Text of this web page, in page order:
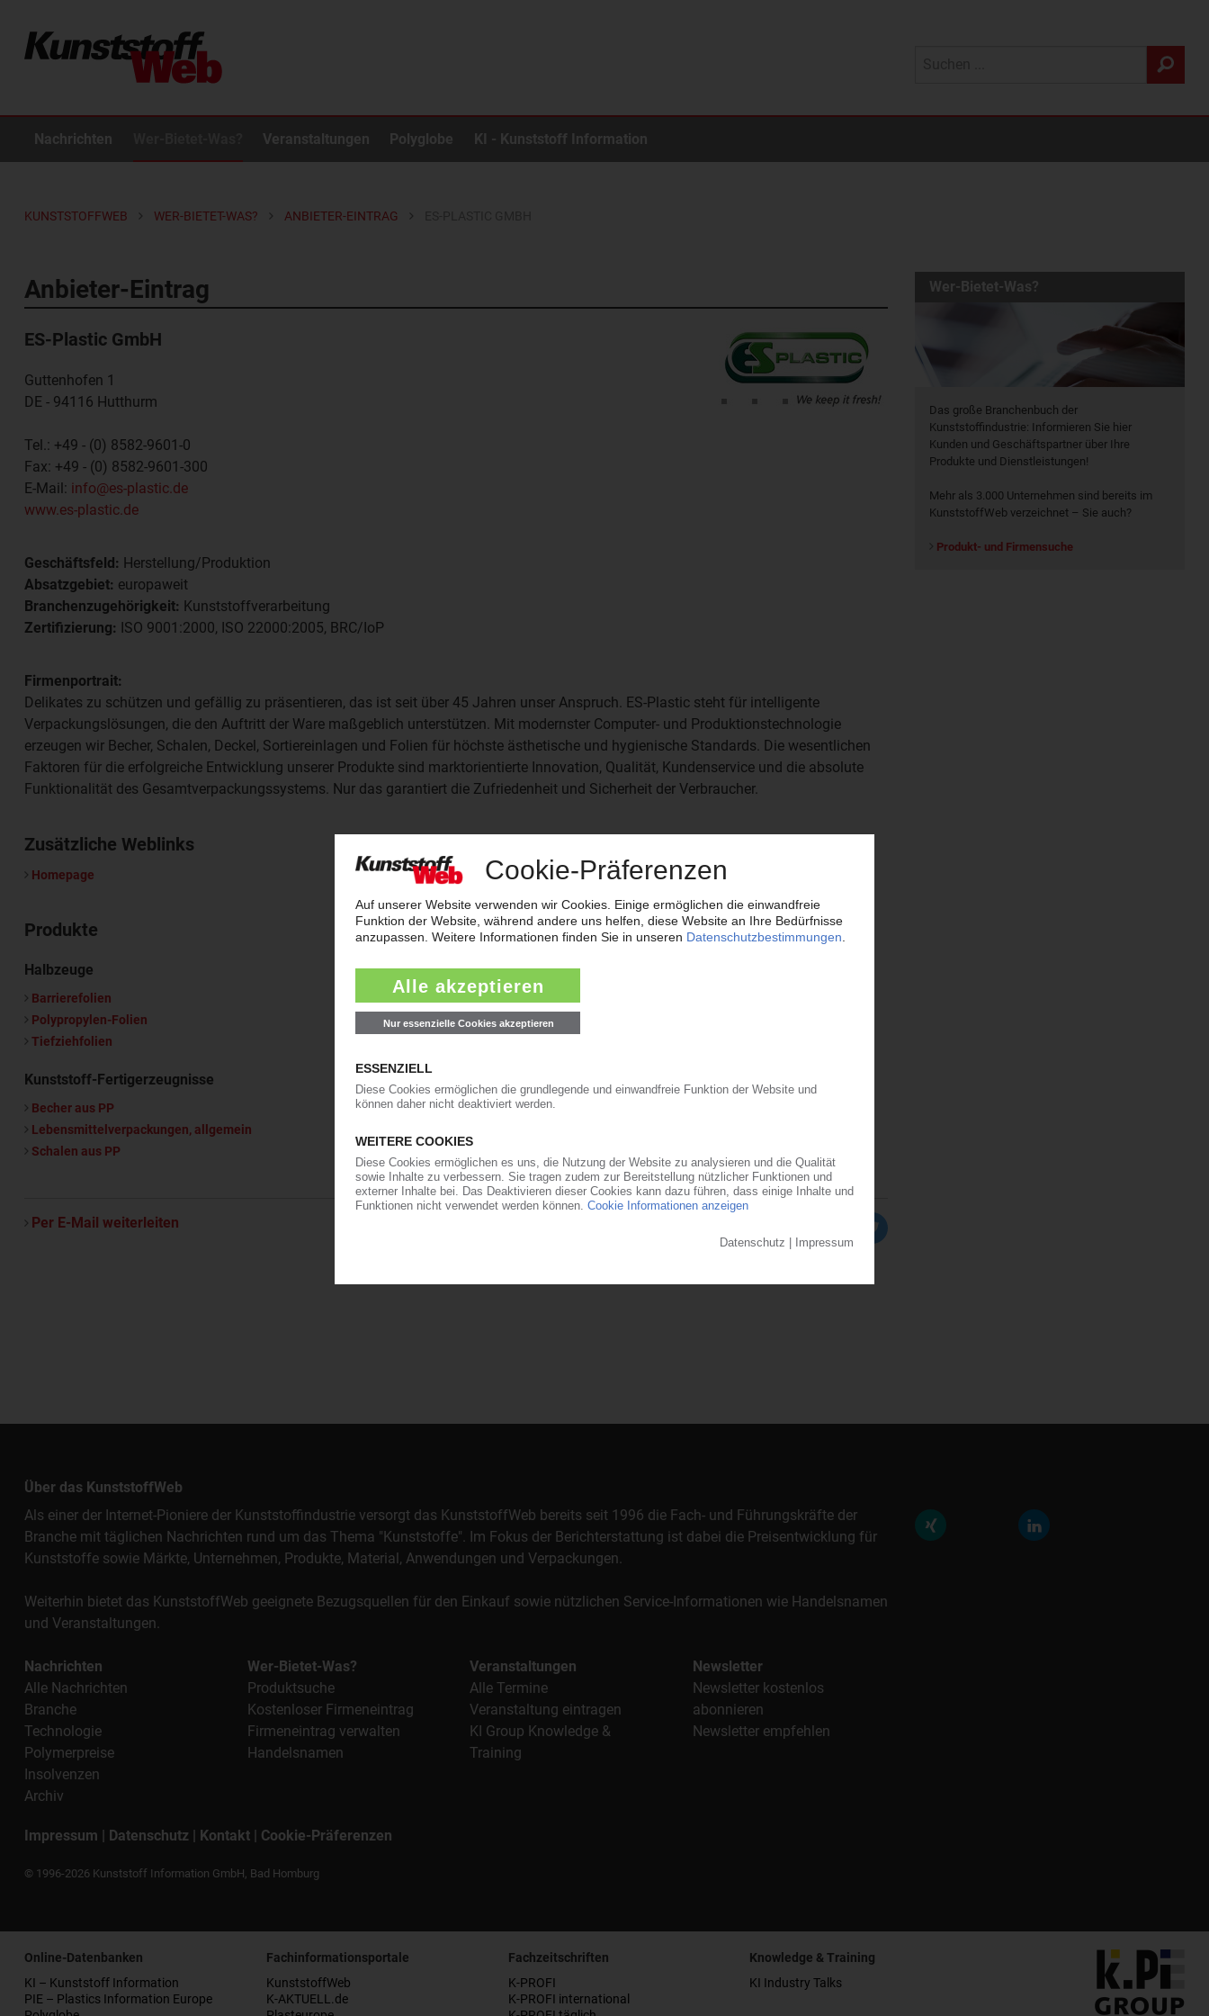
Nachrichten Veranstaltungen Polyglobe KI - Kunststoff Information
KUNSTSTOFFWEB WER-BIETET-WAS? ANBIETER-EINTRAG
Anbieter-Eintrag
ES-Plastic GmbH
Guttenhofen 1
DE - 94116 Hutthurm
Tel.: +49 - (0) 8582-9601-0
Fax: +49 - (0) 8582-9601-300
E-Mail: info@es-plastic.de
www.es-plastic.de
Geschäftsfeld: Herstellung/Produktion
Absatzgebiet: europaweit
Branchenzugehörigkeit: Kunststoffverarbeitung
Zertifizierung: ISO 9001:2000, ISO 22000:2005, BRC/IoP
Firmenportrait:
Delikates zu schützen und gefällig zu präsentieren, das ist seit über 45 Jahren unser Anspruch. ES-Plastic steht für intelligente
Verpackungslösungen, die den Auftritt der Ware maßgeblich unterstützen. Mit modernster Computer- und Produktionstechnologie
erzeugen wir Becher, Schalen, Deckel, Sortiereinlagen und Folien für höchste ästhetische und hygienische Standards. Die wesentlichen
Faktoren für die erfolgreiche Entwicklung unserer Produkte sind marktorientierte Innovation, Qualität, Kundenservice und die absolute
Funktionalität des Gesamtverpackungssystems. Nur das garantiert die Zufriedenheit und Sicherheit der Verbraucher.
Zusätzliche Weblinks
Homepage
Produkte
Halbzeuge
Barrierefolien
Polypropylen-Folien
Tiefziehfolien
Kunststoff-Fertigerzeugnisse
Becher aus PP
Lebensmittelverpackungen, allgemein
Schalen aus PP
Per E-Mail weiterleiten
Wer-Bietet-Was?
Das große Branchenbuch der
Kunststoffindustrie: Informieren Sie hier
Kunden und Geschäftspartner über Ihre
Produkte und Dienstleistungen!
Mehr als 3.000 Unternehmen sind bereits im
KunststoffWeb verzeichnet – Sie auch?
Produkt- und Firmensuche
Über das KunststoffWeb
Als einer der Internet-Pioniere der Kunststoffindustrie versorgt das KunststoffWeb bereits seit 1996 die Fach- und Führungskräfte der
Branche mit täglichen Nachrichten rund um das Thema "Kunststoffe". Im Fokus der Berichterstattung ist dabei die Preisentwicklung für
Kunststoffe sowie Märkte, Unternehmen, Produkte, Material, Anwendungen und Verpackungen.
Weiterhin bietet das KunststoffWeb geeignete Bezugsquellen für den Einkauf sowie nützlichen Service-Informationen wie Handelsnamen
und Veranstaltungen.
Nachrichten
Alle Nachrichten
Branche
Technologie
Polymerpreise
Insolvenzen
Archiv
Wer-Bietet-Was?
Produktsuche
Kostenloser Firmeneintrag
Firmeneintrag verwalten
Handelsnamen
Veranstaltungen
Alle Termine
Veranstaltung eintragen
KI Group Knowledge &
Training
Newsletter
Newsletter kostenlos
abonnieren
Newsletter empfehlen
Impressum | Datenschutz | Kontakt | Cookie-Präferenzen
© 1996-2026 Kunststoff Information GmbH, Bad Homburg
Online-Datenbanken
KI – Kunststoff Information
PIE – Plastics Information Europe
Fachinformationsportale
KunststoffWeb
K-AKTUELL.de
Fachzeitschriften
K-PROFI
K-PROFI international
Knowledge & Training
KI Industry Talks